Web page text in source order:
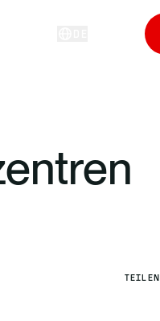
ANMELDEN
TEILEN